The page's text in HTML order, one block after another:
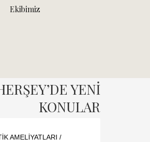
Ekibimiz
YENİ
KONULAR
AMELIYATLARI /